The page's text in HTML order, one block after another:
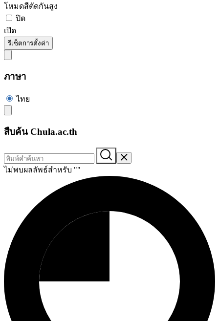
โหมดสีตัดกันสูง
ปิด
เปิด
รีเซ็ตการตั้งค่า
ภาษา
ไทย
สืบค้น Chula.ac.th
ไม่พบผลลัพธ์สำหรับ ""